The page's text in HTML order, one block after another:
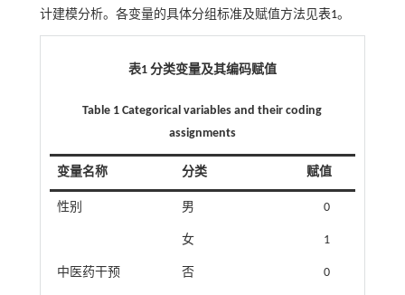
计建模分析。各变量的具体分组标准及赋值方法见表1。
表1 分类变量及其编码赋值
Table 1 Categorical variables and their coding
assignments
变量名称 分类 赋值
性别 男 0
女 1
中医药干预 否 0